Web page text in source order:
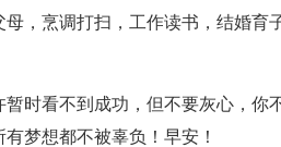
，烹调打扫，工作读书，结婚育
暂时看不到成功，但不要灰心，你
梦想都不被辜负！早安！